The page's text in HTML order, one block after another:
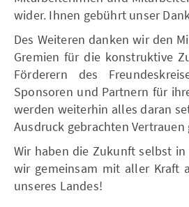
wider. Ihnen gebührt unser
Des Weiteren danken wir den
Gremien für die konstruktive
Förderern des
Sponsoren und Partnern für
werden weiterhin alles daran
Ausdruck gebrachten
Wir haben die Zukunft selbst
wir gemeinsam mit aller Kraft
unseres Landes!